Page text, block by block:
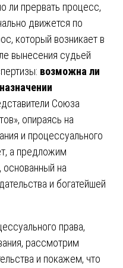
ли прервать процесс,
движется по
который возникает в
вынесения судьей
возможна ли
Союза
опираясь на
и процессуального
а предложим
основанный на
и богатейшей
права,
рассмотрим
и покажем, что